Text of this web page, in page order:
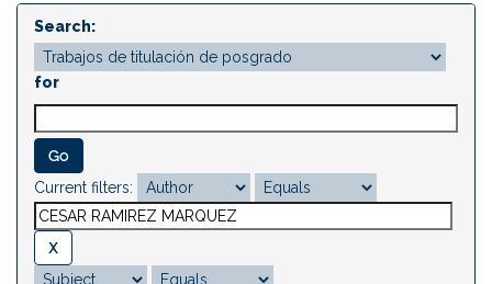
Search:
for
Current filters: